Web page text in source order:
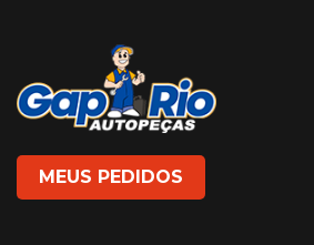
MEUS PEDIDOS